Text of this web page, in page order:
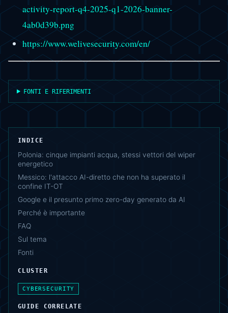
activity-report-q4-2025-q1-2026-banner-
4ab0d39b.png
https://www.welivesecurity.com/en/
FONTI E RIFERIMENTI
INDICE
Polonia: cinque impianti acqua, stessi vettori del wiper
energetico
Messico: l'attacco AI-diretto che non ha superato il
confine IT-OT
Google e il presunto primo zero-day generato da AI
Perché è importante
FAQ
Sul tema
Fonti
CLUSTER
CYBERSECURITY
GUIDE CORRELATE